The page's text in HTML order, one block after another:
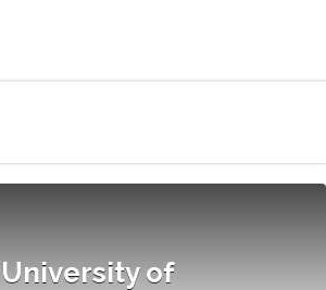
University of